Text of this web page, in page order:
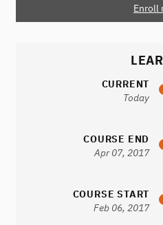
Enroll
CURRENT
Today
COURSE END
Apr 07, 2017
COURSE START
Feb 06, 2017